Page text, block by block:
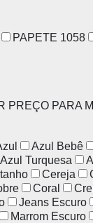
PAPETE 1058
PREÇO PARA
Azul Bebê
Azul Turquesa
Cereja
Coral
Jeans Escuro
Marrom Escuro